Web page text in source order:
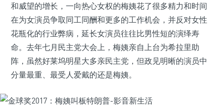
和威望的增长，一向热心女权的梅姨花了很多精力和时间
在为女演员争取同工同酬和更多的工作机会，并反对女性
花瓶化的行业弊病，延长女演员往往比男性短的演绎寿
命。去年七月民主党大会上，梅姨亲自上台为希拉里助
阵，虽然好莱坞明星大多亲民主党，但政见明晰的演员中
分量最重、最受人爱戴的还是梅姨。